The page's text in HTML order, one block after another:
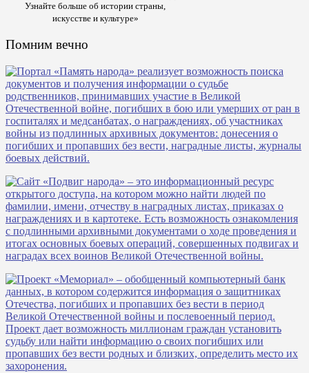
Узнайте больше об истории страны,
искусстве и культуре»
Помним вечно